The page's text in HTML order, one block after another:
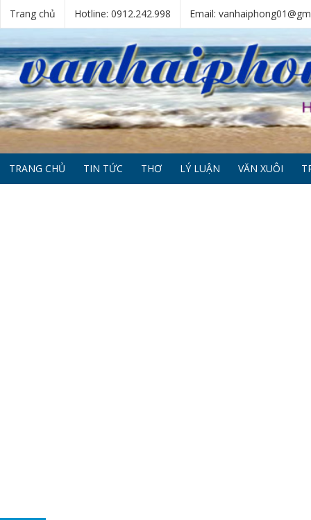
Trang chủ Hotline: 0912.242.998 Email:
TRANG CHỦ TIN TỨC THƠ LÝ LUẬN VĂN XUÔI